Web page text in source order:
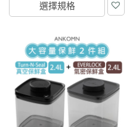
選擇規格